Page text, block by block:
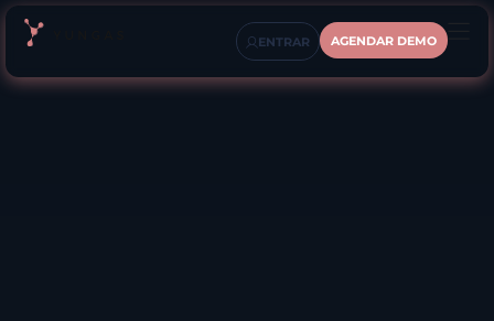
ENTRAR AGENDAR DEMO